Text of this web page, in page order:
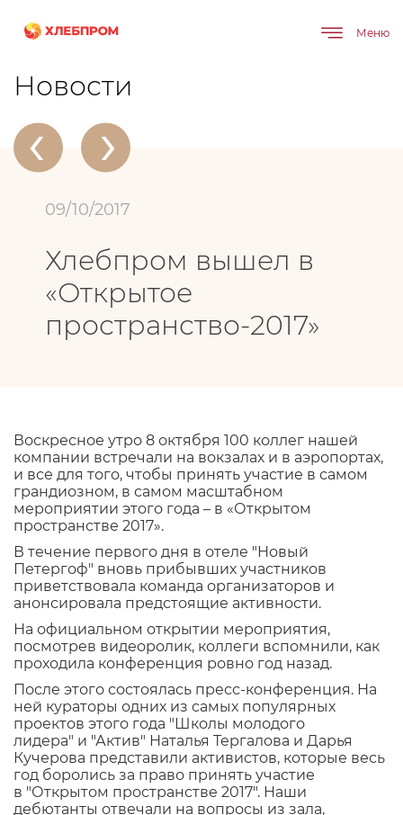
Меню
Главная О компании
Новости
‹ ›
09/10/2017
Хлебпром вышел в
«Открытое
пространство-2017»
Воскресное утро 8 октября 100 коллег нашей
компании встречали на вокзалах и в аэропортах,
и все для того, чтобы принять участие в самом
грандиозном, в самом масштабном
мероприятии этого года – в «Открытом
пространстве 2017».
В течение первого дня в отеле "Новый
Петергоф" вновь прибывших участников
приветствовала команда организаторов и
анонсировала предстоящие активности.
На официальном открытии мероприятия,
посмотрев видеоролик, коллеги вспомнили, как
проходила конференция ровно год назад.
После этого состоялась пресс-конференция. На
ней кураторы одних из самых популярных
проектов этого года "Школы молодого
лидера" и "Актив" Наталья Тергалова и Дарья
Кучерова представили активистов, которые весь
год боролись за право принять участие
в "Открытом пространстве 2017". Наши
дебютанты отвечали на вопросы из зала,